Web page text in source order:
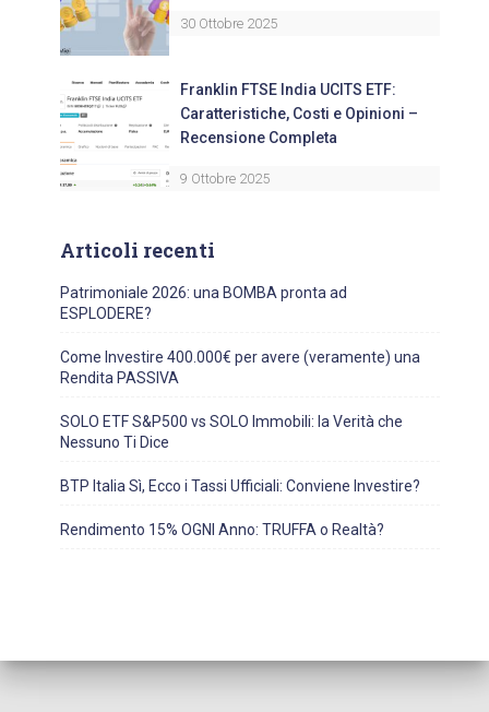
30 Ottobre 2025
Franklin FTSE India UCITS ETF:
Caratteristiche, Costi e Opinioni –
Recensione Completa
9 Ottobre 2025
Articoli recenti
Patrimoniale 2026: una BOMBA pronta ad
ESPLODERE?
Come Investire 400.000€ per avere (veramente) una
Rendita PASSIVA
SOLO ETF S&P500 vs SOLO Immobili: la Verità che
Nessuno Ti Dice
BTP Italia Sì, Ecco i Tassi Ufficiali: Conviene Investire?
Rendimento 15% OGNI Anno: TRUFFA o Realtà?